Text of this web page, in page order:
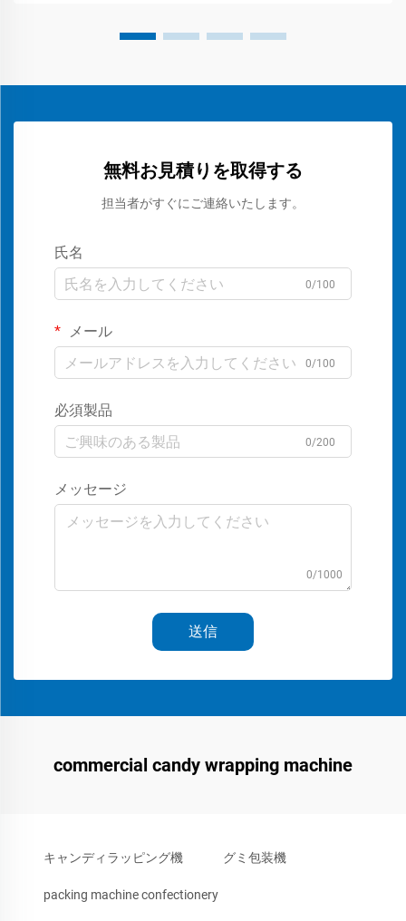
無料お見積りを取得する
担当者がすぐにご連絡いたします。
氏名
0/100
メール
0/100
必須製品
0/200
メッセージ
0/1000
送信
commercial candy wrapping machine
キャンディラッピング機 グミ包装機
packing machine confectionery